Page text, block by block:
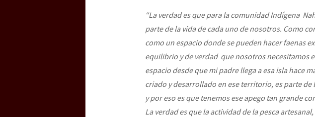
“La verdad es que para la comunidad Indígena
parte de la vida de cada uno de nosotros. Como
como un espacio donde se pueden hacer faenas
equilibrio y de verdad que nosotros necesitamos
espacio desde que mi padre llega a esa isla hace
criado y desarrollado en ese territorio, es parte de
ypor eso es que tenemos ese apego tan grande
La verdad es que la actividad de la pesca